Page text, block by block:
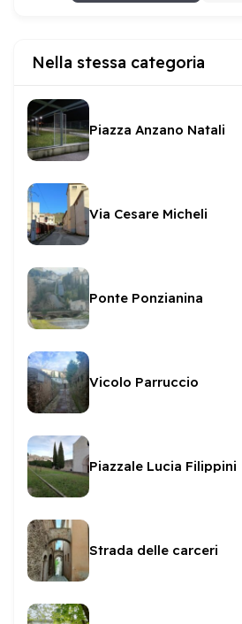
Nella stessa categoria
Piazza Anzano Natali
Via Cesare Micheli
Ponte Ponzianina
Vicolo Parruccio
Piazzale Lucia Filippini
Strada delle carceri